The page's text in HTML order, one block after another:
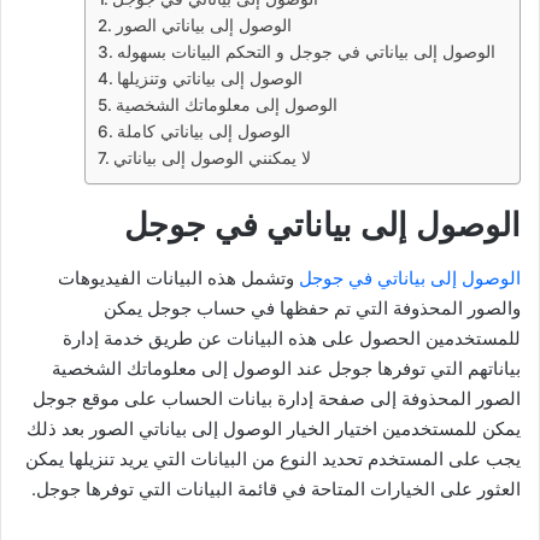
الوصول إلى بياناتي الصور
الوصول إلى بياناتي في جوجل و التحكم البيانات بسهوله
الوصول إلى بياناتي وتنزيلها
الوصول إلى معلوماتك الشخصية
الوصول إلى بياناتي كاملة
لا يمكنني الوصول إلى بياناتي
الوصول إلى بياناتي في جوجل
الوصول إلى بياناتي في جوجل وتشمل هذه البيانات الفيديوهات
والصور المحذوفة التي تم حفظها في حساب جوجل يمكن
للمستخدمين الحصول على هذه البيانات عن طريق خدمة إدارة
بياناتهم التي توفرها جوجل عند الوصول إلى معلوماتك الشخصية
الصور المحذوفة إلى صفحة إدارة بيانات الحساب على موقع جوجل
يمكن للمستخدمين اختيار الخيار الوصول إلى بياناتي الصور بعد ذلك
يجب على المستخدم تحديد النوع من البيانات التي يريد تنزيلها يمكن
العثور على الخيارات المتاحة في قائمة البيانات التي توفرها جوجل.